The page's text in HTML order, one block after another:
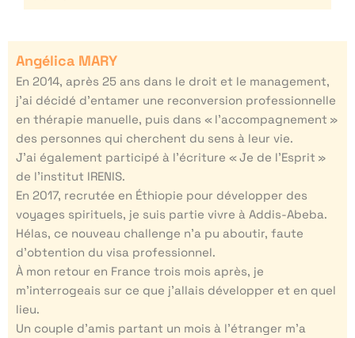
Angélica MARY
En 2014, après 25 ans dans le droit et le management,
j’ai décidé d’entamer une reconversion professionnelle
en thérapie manuelle, puis dans « l’accompagnement »
des personnes qui cherchent du sens à leur vie.
J’ai également participé à l’écriture « Je de l’Esprit »
de l’institut IRENIS.
En 2017, recrutée en Éthiopie pour développer des
voyages spirituels, je suis partie vivre à Addis-Abeba.
Hélas, ce nouveau challenge n’a pu aboutir, faute
d’obtention du visa professionnel.
À mon retour en France trois mois après, je
m’interrogeais sur ce que j’allais développer et en quel
lieu.
Un couple d’amis partant un mois à l’étranger m’a